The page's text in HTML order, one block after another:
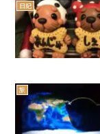
日記
旅